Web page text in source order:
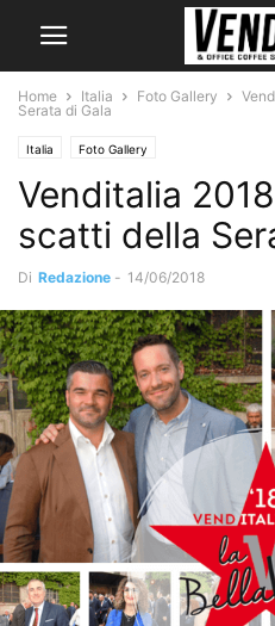
Home Italia Foto Gallery
Serata di Gala
Italia Foto Gallery
Venditalia
scatti della
Di Redazione - 14/06/2018